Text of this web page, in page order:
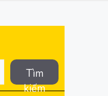
Tìm
kiếm